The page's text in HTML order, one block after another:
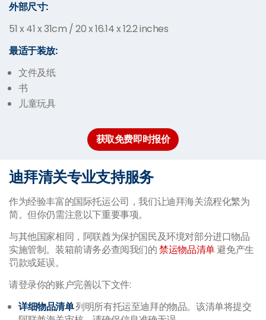
外部尺寸:
51 x 41 x 31cm / 20 x 16.14 x 12.2 inches
最适于装放:
文件及纸
书
儿童玩具
获取免费即时报价
迪拜清关专业支持服务
作为经验丰富的国际托运公司，我们让迪拜海关流程化繁为
简。但你仍需注意以下重要事项。
与其他国家相同，阿联酋为保护国民及环境对部分进口物品
实施管制。装箱前请务必查阅我们的禁运物品清单避免产生
罚款或延误。
请登录你的账户完善以下文件:
详细物品清单列明所有托运至迪拜的物品。该清单将提交